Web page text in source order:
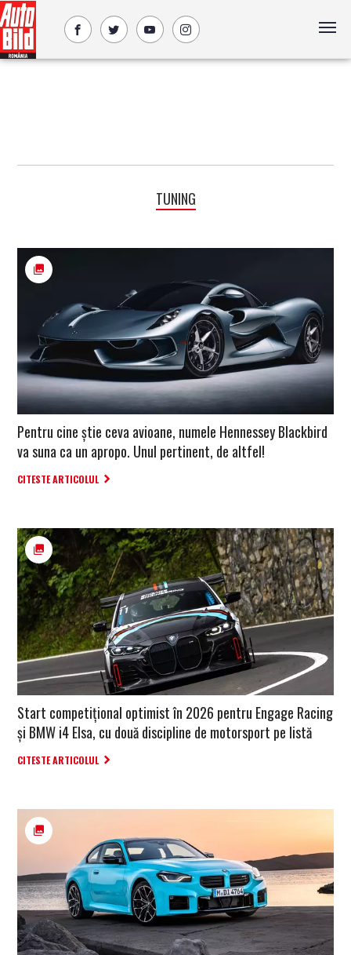
TUNING
Pentru cine știe ceva avioane, numele Hennessey Blackbird
va suna ca un apropo. Unul pertinent, de altfel!
CITESTE ARTICOLUL
Start competițional optimist în 2026 pentru Engage Racing
și BMW i4 Elsa, cu două discipline de motorsport pe listă
CITESTE ARTICOLUL